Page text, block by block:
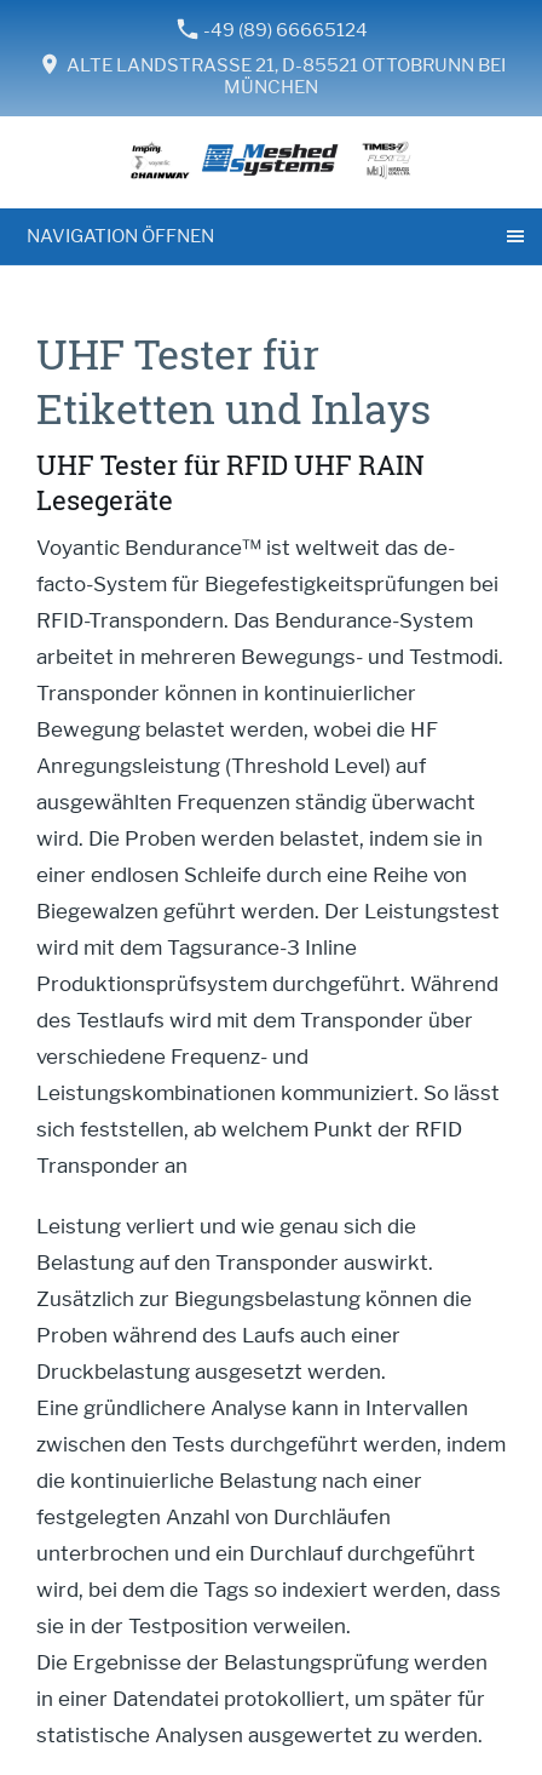
-49 (89) 66665124
ALTE LANDSTRASSE 21, D-85521 OTTOBRUNN BEI
MÜNCHEN
NAVIGATION ÖFFNEN
UHF Tester für
Etiketten und Inlays
UHF Tester für RFID UHF RAIN
Lesegeräte
Voyantic Bendurance™ ist weltweit das de-
facto-System für Biegefestigkeitsprüfungen bei
RFID-Transpondern. Das Bendurance-System
arbeitet in mehreren Bewegungs- und Testmodi.
Transponder können in kontinuierlicher
Bewegung belastet werden, wobei die HF
Anregungsleistung (Threshold Level) auf
ausgewählten Frequenzen ständig überwacht
wird. Die Proben werden belastet, indem sie in
einer endlosen Schleife durch eine Reihe von
Biegewalzen geführt werden. Der Leistungstest
wird mit dem Tagsurance-3 Inline
Produktionsprüfsystem durchgeführt. Während
des Testlaufs wird mit dem Transponder über
verschiedene Frequenz- und
Leistungskombinationen kommuniziert. So lässt
sich feststellen, ab welchem Punkt der RFID
Transponder an
Leistung verliert und wie genau sich die
Belastung auf den Transponder auswirkt.
Zusätzlich zur Biegungsbelastung können die
Proben während des Laufs auch einer
Druckbelastung ausgesetzt werden.
Eine gründlichere Analyse kann in Intervallen
zwischen den Tests durchgeführt werden, indem
die kontinuierliche Belastung nach einer
festgelegten Anzahl von Durchläufen
unterbrochen und ein Durchlauf durchgeführt
wird, bei dem die Tags so indexiert werden, dass
sie in der Testposition verweilen.
Die Ergebnisse der Belastungsprüfung werden
in einer Datendatei protokolliert, um später für
statistische Analysen ausgewertet zu werden.